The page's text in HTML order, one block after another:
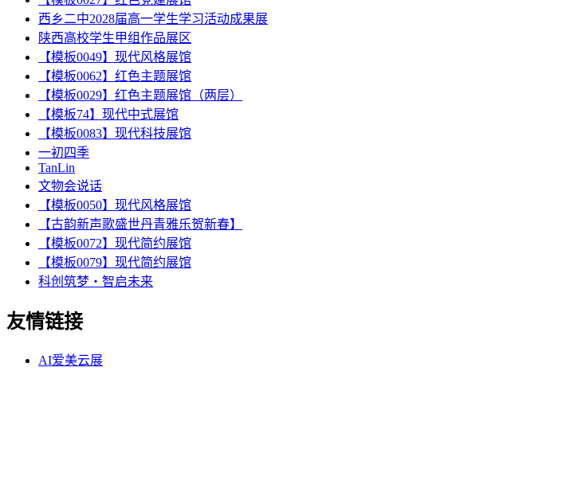
西乡二中2028届高一学生学习活动成果展
陕西高校学生甲组作品展区
【模板0049】现代风格展馆
【模板0062】红色主题展馆
【模板0029】红色主题展馆（两层）
【模板74】现代中式展馆
【模板0083】现代科技展馆
一初四季
TanLin
文物会说话
【模板0050】现代风格展馆
【古韵新声歌盛世丹青雅乐贺新春】
【模板0072】现代简约展馆
【模板0079】现代简约展馆
科创筑梦・智启未来
友情链接
AI爱美云展